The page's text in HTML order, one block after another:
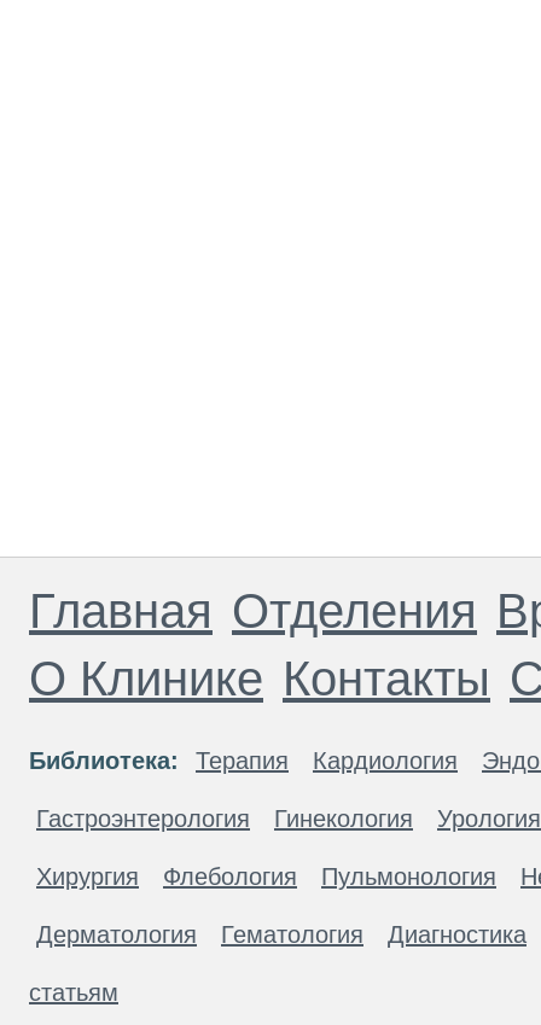
Главная Отделения
О Клинике Контакты
Библиотека: Терапия Кардиология
Гастроэнтерология Гинекология Урология
Хирургия Флебология Пульмонология
Дерматология Гематология Диагностика
статьям